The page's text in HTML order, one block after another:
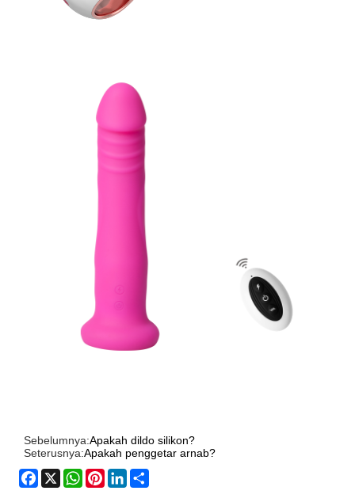
Sebelumnya:Apakah dildo silikon?
Seterusnya:Apakah penggetar arnab?
Facebook
X WhatsApp
Pinterest
LinkedIn